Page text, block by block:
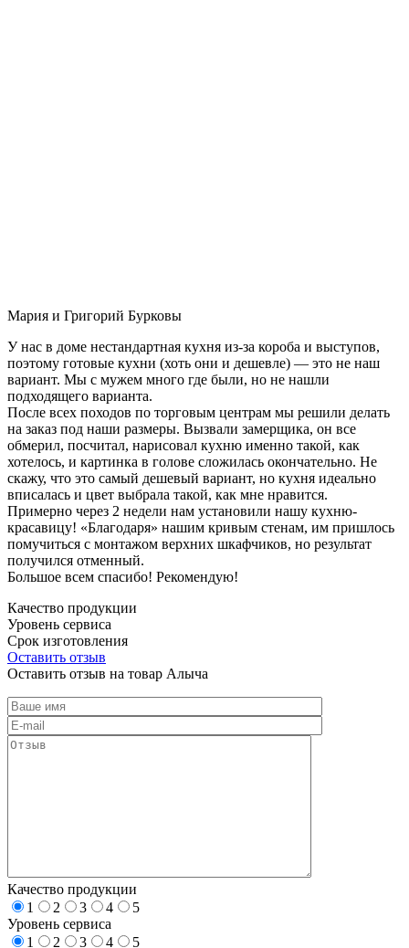
Мария и Григорий Бурковы
У нас в доме нестандартная кухня из-за короба и выступов,
поэтому готовые кухни (хоть они и дешевле) — это не наш
вариант. Мы с мужем много где были, но не нашли
подходящего варианта.
После всех походов по торговым центрам мы решили делать
на заказ под наши размеры. Вызвали замерщика, он все
обмерил, посчитал, нарисовал кухню именно такой, как
хотелось, и картинка в голове сложилась окончательно. Не
скажу, что это самый дешевый вариант, но кухня идеально
вписалась и цвет выбрала такой, как мне нравится.
Примерно через 2 недели нам установили нашу кухню-
красавицу! «Благодаря» нашим кривым стенам, им пришлось
помучиться с монтажом верхних шкафчиков, но результат
получился отменный.
Большое всем спасибо! Рекомендую!
Качество продукции
Уровень сервиса
Срок изготовления
Оставить отзыв
Оставить отзыв на товар Алыча
Качество продукции
1
2 3 4
5
Уровень сервиса
1
2 3 4 5